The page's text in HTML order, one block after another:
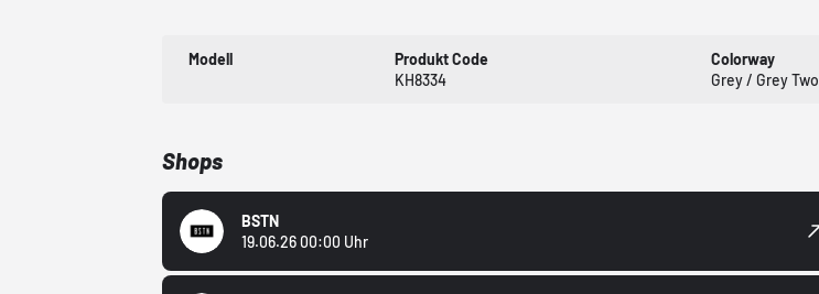
Modell
Produkt Code
KH8334
Colorway
Grey / Grey Two
Shops
BSTN
19.06.26 00:00 Uhr